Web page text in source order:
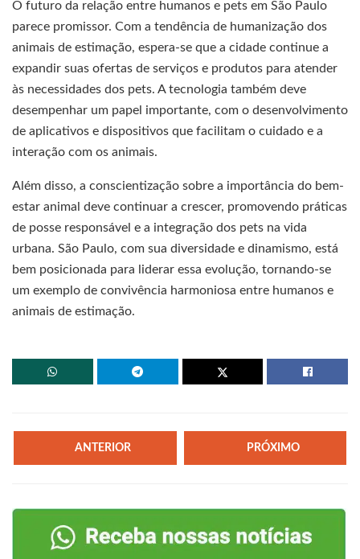
O futuro da relação entre humanos e pets em São Paulo
parece promissor. Com a tendência de humanização dos
animais de estimação, espera-se que a cidade continue a
expandir suas ofertas de serviços e produtos para atender
às necessidades dos pets. A tecnologia também deve
desempenhar um papel importante, com o desenvolvimento
de aplicativos e dispositivos que facilitam o cuidado e a
interação com os animais.
Além disso, a conscientização sobre a importância do bem-
estar animal deve continuar a crescer, promovendo práticas
de posse responsável e a integração dos pets na vida
urbana. São Paulo, com sua diversidade e dinamismo, está
bem posicionada para liderar essa evolução, tornando-se
um exemplo de convivência harmoniosa entre humanos e
animais de estimação.
ANTERIOR PRÓXIMO